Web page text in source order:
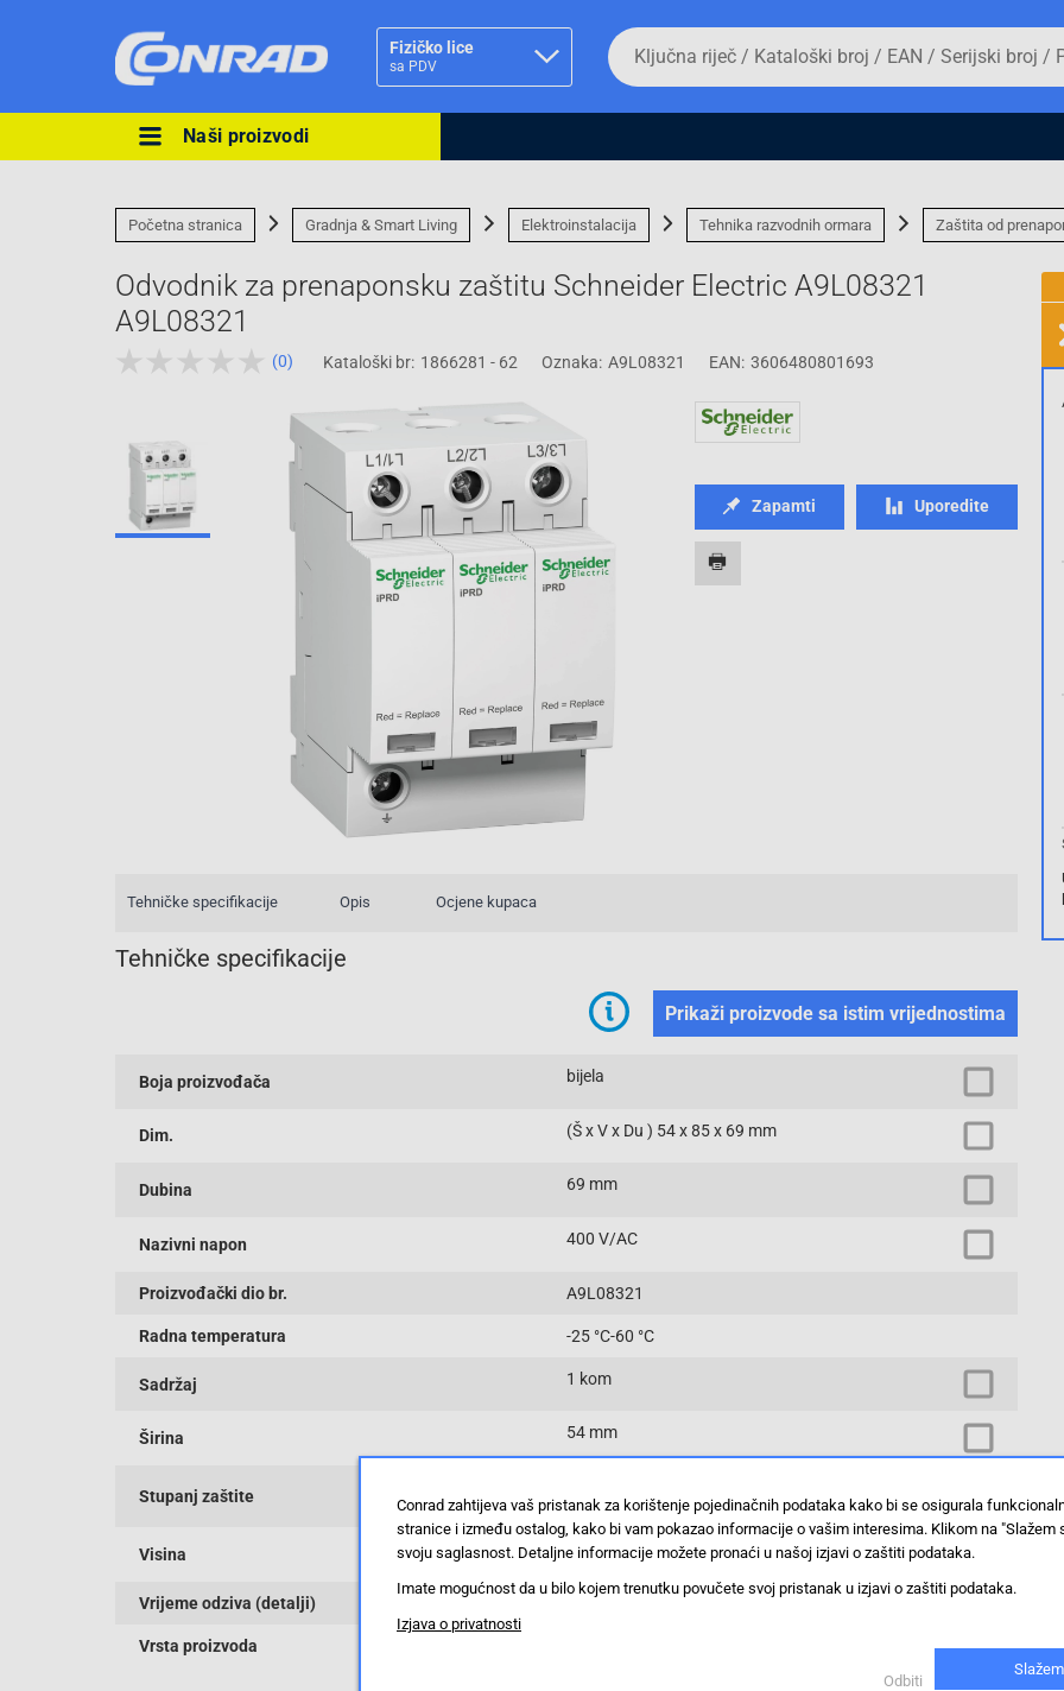
Fizičko lice
sa PDV
Ova postavka prilagođava asortiman proizvoda i
Pravno lice Fizičko lice
Da
biste
potražili
proizvod,
broj,
EAN
serijski
Naši proizvodi
Početna stranica Gradnja & Smart Living Elektroinstalacija Tehnika razvodnih ormara Zaštita od
Odvodnik za prenaponsku zaštitu Schneider Electric A9L08321
A9L08321
(0) Kataloški br: 1866281 - 62 Oznaka: A9L08321 EAN: 3606480801693
Zapamti Uporedite
Tehničke specifikacije Opis Ocjene kupaca
Tehničke specifikacije
Prikaži proizvode sa istim vrijednostima
Boja proizvođača bijela
Dim. (Š x V x Du ) 54 x 85 x 69 mm
Dubina 69 mm
Nazivni napon 400 V/AC
Proizvođački dio br. A9L08321
Radna temperatura -25 °C-60 °C
Sadržaj 1 kom
Širina 54 mm
Stupanj zaštite
IP40
Visina 85 mm
Vrijeme odziva (detalji) 25 ns
Vrsta proizvoda
Conrad zahtijeva vaš pristanak za korištenje pojedinačnih podataka kako bi se osigurala
stranice i između ostalog, kako bi vam pokazao informacije o vašim interesima. Klikom na "Slažem
svoju saglasnost. Detaljne informacije možete pronaći u našoj izjavi o zaštiti podataka.
Imate mogućnost da u bilo kojem trenutku povučete svoj pristanak u izjavi o zaštiti podataka.
Izjava o privatnosti
Odbiti